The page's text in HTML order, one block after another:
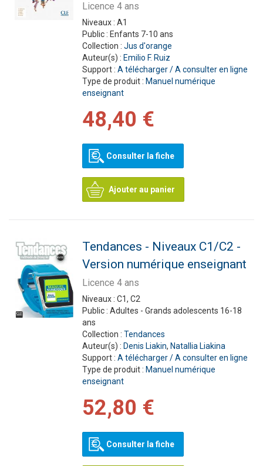
Licence 4 ans
Niveaux : A1
Public : Enfants 7-10 ans
Collection : Jus d'orange
Auteur(s) : Emilio F. Ruiz
Support : A télécharger / A consulter en ligne
Type de produit : Manuel numérique
enseignant
48,40 €
Consulter la fiche
Ajouter au panier
Tendances - Niveaux C1/C2 -
Version numérique enseignant
Licence 4 ans
Niveaux : C1, C2
Public : Adultes - Grands adolescents 16-18
ans
Collection : Tendances
Auteur(s) : Denis Liakin, Natallia Liakina
Support : A télécharger / A consulter en ligne
Type de produit : Manuel numérique
enseignant
52,80 €
Consulter la fiche